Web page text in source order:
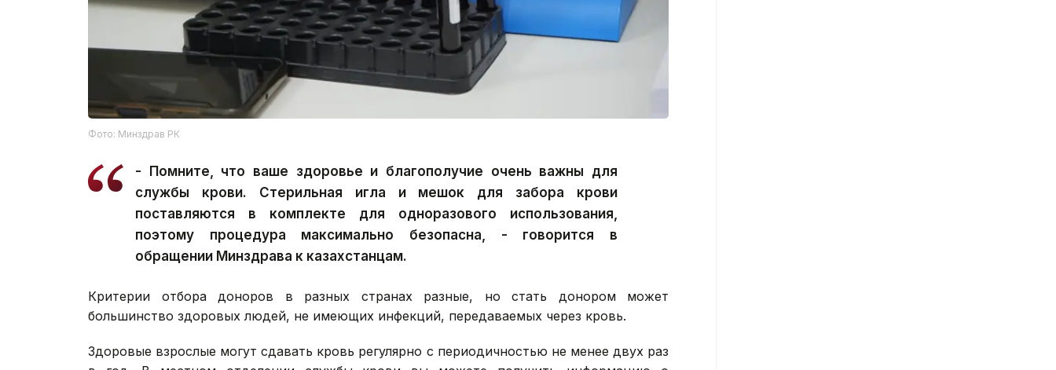
Фото: Минздрав РК
- Помните, что ваше здоровье и благополучие очень важны для
службы крови. Стерильная игла и мешок для забора крови
поставляются в комплекте для одноразового использования,
поэтому процедура максимально безопасна, - говорится в
обращении Минздрава к казахстанцам.
Критерии отбора доноров в разных странах разные, но стать донором может
большинство здоровых людей, не имеющих инфекций, передаваемых через кровь.
Здоровые взрослые могут сдавать кровь регулярно с периодичностью не менее двух раз